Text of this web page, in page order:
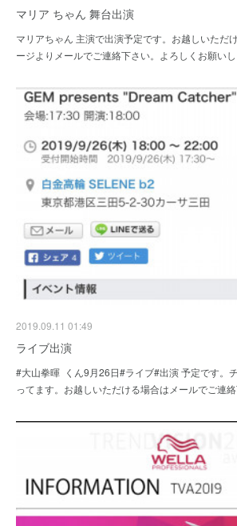
マリア ちゃん 舞台出演
マリアちゃん 主演で出演予定です。お越しいただ
ージよりメールでご連絡下さい。よろしくお願いし
2019.09.11 01:49
ライブ出演
#大山拳暉 くん9月26日#ライブ#出演 予定です。
ってます。お越しいただける場合はメールでご連